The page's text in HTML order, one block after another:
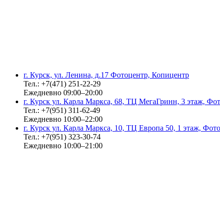
г. Курск, ул. Ленина, д.17 Фотоцентр, Копицентр
Тел.: +7(471) 251-22-29
Ежедневно 09:00–20:00
г. Курск ул. Карла Маркса, 68, ТЦ МегаГринн, 3 этаж,
Тел.: +7(951) 311-62-49
Ежедневно 10:00–22:00
г. Курск ул. Карла Маркса, 10, ТЦ Европа 50, 1 этаж,
Тел.: +7(951) 323-30-74
Ежедневно 10:00–21:00